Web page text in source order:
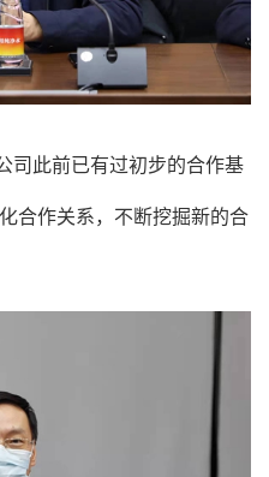
司此前已有过初步的合作基
合作关系，不断挖掘新的合